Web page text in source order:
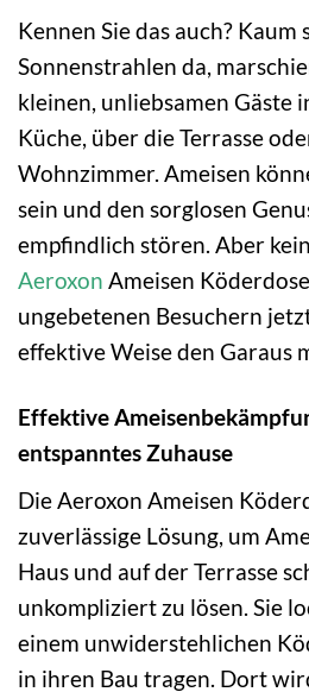
Kennen Sie das auch? Kaum
Sonnenstrahlen da,
kleinen, unliebsamen Gäste
Küche, über die Terrasse
Wohnzimmer. Ameisen
sein und den sorglosen
empfindlich stören. Aber
Aeroxon Ameisen
ungebetenen Besuchern
effektive Weise den Garaus
Effektive
entspanntes Zuhause
Die Aeroxon Ameisen
zuverlässige Lösung, um
Haus und auf der Terrasse
unkompliziert zu lösen. Sie
einem unwiderstehlichen
in ihren Bau tragen. Dort